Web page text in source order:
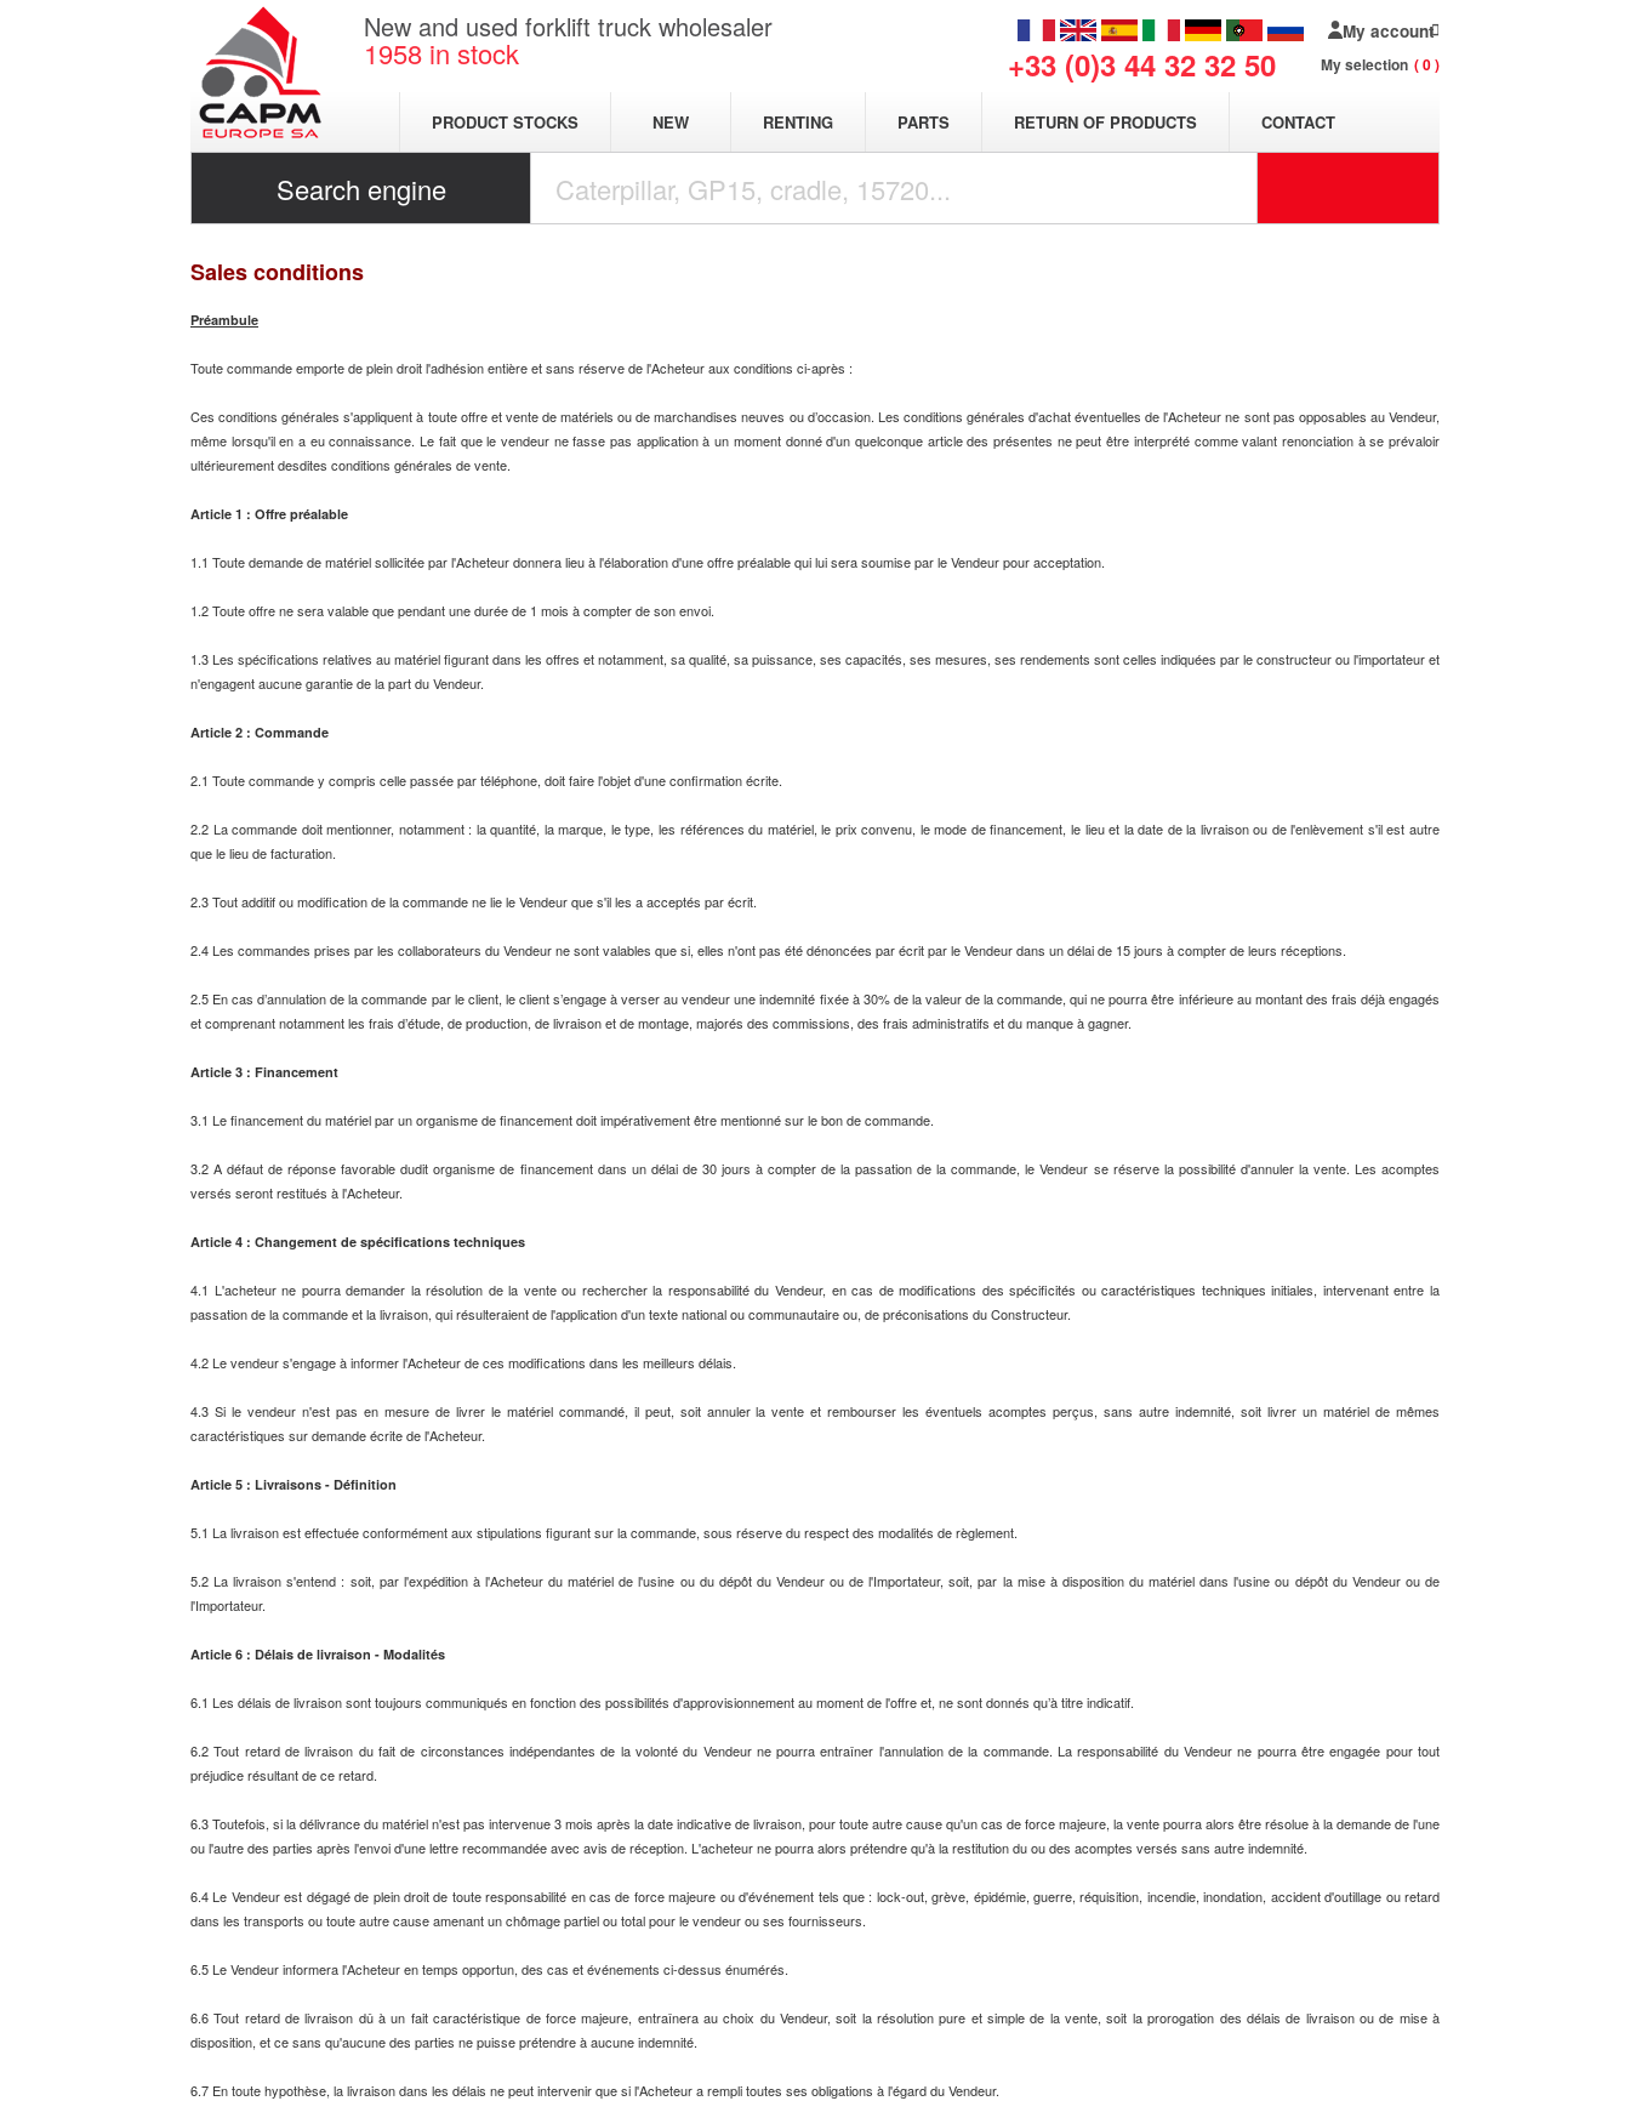
New and used forklift truck wholesaler
1958 in stock +33 (0)3 44 32 32 50
My account
My selection 0
PRODUCT STOCKS NEW RENTING PARTS RETURN OF PRODUCTS CONTACT
Search engine
Sales conditions
Préambule
Toute commande emporte de plein droit l'adhésion entière et sans réserve de l'Acheteur aux conditions ci-après :
Ces conditions générales s'appliquent à toute offre et vente de matériels ou de marchandises neuves ou d’occasion. Les conditions générales d'achat éventuelles de l'Acheteur ne sont pas opposables au Vendeur,
même lorsqu'il en a eu connaissance. Le fait que le vendeur ne fasse pas application à un moment donné d'un quelconque article des présentes ne peut être interprété comme valant renonciation à se prévaloir
ultérieurement desdites conditions générales de vente.
Article 1 : Offre préalable
1.1 Toute demande de matériel sollicitée par l'Acheteur donnera lieu à l'élaboration d'une offre préalable qui lui sera soumise par le Vendeur pour acceptation.
1.2 Toute offre ne sera valable que pendant une durée de 1 mois à compter de son envoi.
1.3 Les spécifications relatives au matériel figurant dans les offres et notamment, sa qualité, sa puissance, ses capacités, ses mesures, ses rendements sont celles indiquées par le constructeur ou l'importateur et
n'engagent aucune garantie de la part du Vendeur.
Article 2 : Commande
2.1 Toute commande y compris celle passée par téléphone, doit faire l'objet d'une confirmation écrite.
2.2 La commande doit mentionner, notamment : la quantité, la marque, le type, les références du matériel, le prix convenu, le mode de financement, le lieu et la date de la livraison ou de l'enlèvement s'il est autre
que le lieu de facturation.
2.3 Tout additif ou modification de la commande ne lie le Vendeur que s'il les a acceptés par écrit.
2.4 Les commandes prises par les collaborateurs du Vendeur ne sont valables que si, elles n'ont pas été dénoncées par écrit par le Vendeur dans un délai de 15 jours à compter de leurs réceptions.
2.5 En cas d’annulation de la commande par le client, le client s’engage à verser au vendeur une indemnité fixée à 30% de la valeur de la commande, qui ne pourra être inférieure au montant des frais déjà engagés
et comprenant notamment les frais d’étude, de production, de livraison et de montage, majorés des commissions, des frais administratifs et du manque à gagner.
Article 3 : Financement
3.1 Le financement du matériel par un organisme de financement doit impérativement être mentionné sur le bon de commande.
3.2 A défaut de réponse favorable dudit organisme de financement dans un délai de 30 jours à compter de la passation de la commande, le Vendeur se réserve la possibilité d'annuler la vente. Les acomptes
versés seront restitués à l'Acheteur.
Article 4 : Changement de spécifications techniques
4.1 L'acheteur ne pourra demander la résolution de la vente ou rechercher la responsabilité du Vendeur, en cas de modifications des spécificités ou caractéristiques techniques initiales, intervenant entre la
passation de la commande et la livraison, qui résulteraient de l'application d'un texte national ou communautaire ou, de préconisations du Constructeur.
4.2 Le vendeur s'engage à informer l'Acheteur de ces modifications dans les meilleurs délais.
4.3 Si le vendeur n'est pas en mesure de livrer le matériel commandé, il peut, soit annuler la vente et rembourser les éventuels acomptes perçus, sans autre indemnité, soit livrer un matériel de mêmes
caractéristiques sur demande écrite de l'Acheteur.
Article 5 : Livraisons - Définition
5.1 La livraison est effectuée conformément aux stipulations figurant sur la commande, sous réserve du respect des modalités de règlement.
5.2 La livraison s'entend : soit, par l'expédition à l'Acheteur du matériel de l'usine ou du dépôt du Vendeur ou de l'Importateur, soit, par la mise à disposition du matériel dans l'usine ou dépôt du Vendeur ou de
l'Importateur.
Article 6 : Délais de livraison - Modalités
6.1 Les délais de livraison sont toujours communiqués en fonction des possibilités d'approvisionnement au moment de l'offre et, ne sont donnés qu’à titre indicatif.
6.2 Tout retard de livraison du fait de circonstances indépendantes de la volonté du Vendeur ne pourra entraîner l'annulation de la commande. La responsabilité du Vendeur ne pourra être engagée pour tout
préjudice résultant de ce retard.
6.3 Toutefois, si la délivrance du matériel n'est pas intervenue 3 mois après la date indicative de livraison, pour toute autre cause qu'un cas de force majeure, la vente pourra alors être résolue à la demande de l'une
ou l'autre des parties après l'envoi d'une lettre recommandée avec avis de réception. L'acheteur ne pourra alors prétendre qu'à la restitution du ou des acomptes versés sans autre indemnité.
6.4 Le Vendeur est dégagé de plein droit de toute responsabilité en cas de force majeure ou d'événement tels que : lock-out, grève, épidémie, guerre, réquisition, incendie, inondation, accident d'outillage ou retard
dans les transports ou toute autre cause amenant un chômage partiel ou total pour le vendeur ou ses fournisseurs.
6.5 Le Vendeur informera l'Acheteur en temps opportun, des cas et événements ci-dessus énumérés.
6.6 Tout retard de livraison dû à un fait caractéristique de force majeure, entraînera au choix du Vendeur, soit la résolution pure et simple de la vente, soit la prorogation des délais de livraison ou de mise à
disposition, et ce sans qu'aucune des parties ne puisse prétendre à aucune indemnité.
6.7 En toute hypothèse, la livraison dans les délais ne peut intervenir que si l'Acheteur a rempli toutes ses obligations à l'égard du Vendeur.